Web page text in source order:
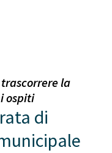
la
ospiti
di